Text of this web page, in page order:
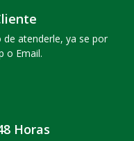
atenderle, ya se por
o Email.
Horas